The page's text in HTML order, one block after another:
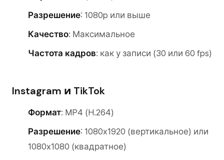
Разрешение: 1080p или выше
Качество: Максимальное
Частота кадров: как у записи (30 или 60 fps)
Instagram и TikTok
Формат: MP4 (H.264)
Разрешение: 1080x1920 (вертикальное) или
1080x1080 (квадратное)